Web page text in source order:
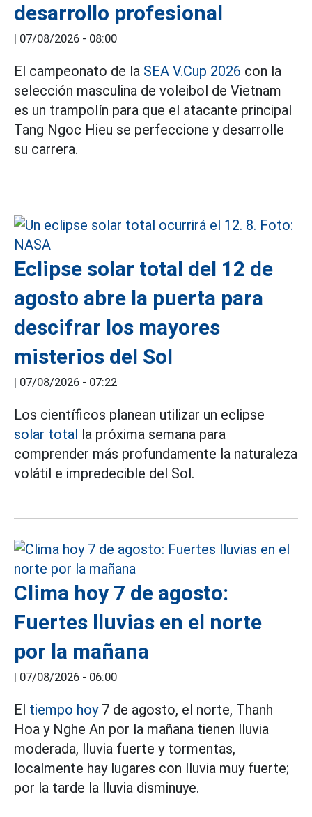
desarrollo profesional
| 07/08/2026 - 08:00
El campeonato de la SEA V.Cup 2026 con la
selección masculina de voleibol de Vietnam
es un trampolín para que el atacante principal
Tang Ngoc Hieu se perfeccione y desarrolle
su carrera.
Eclipse solar total del 12 de
agosto abre la puerta para
descifrar los mayores
misterios del Sol
| 07/08/2026 - 07:22
Los científicos planean utilizar un eclipse
solar total la próxima semana para
comprender más profundamente la naturaleza
volátil e impredecible del Sol.
Clima hoy 7 de agosto:
Fuertes lluvias en el norte
por la mañana
| 07/08/2026 - 06:00
El tiempo hoy7 de agosto, el norte, Thanh
Hoa y Nghe An por la mañana tienen lluvia
moderada, lluvia fuerte y tormentas,
localmente hay lugares con lluvia muy fuerte;
por la tarde la lluvia disminuye.